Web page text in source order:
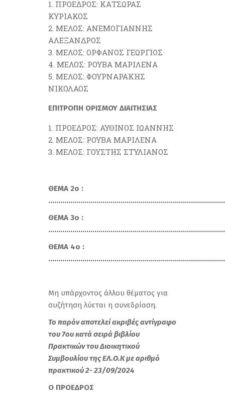
ΠΡΟΕΔΡΟΣ: ΚΑΤΣΩΡΑΣ
ΚΥΡΙΑΚΟΣ
ΜΕΛΟΣ: ΑΝΕΜΟΓΙΑΝΝΗΣ
ΑΛΕΞΑΝΔΡΟΣ
ΜΕΛΟΣ: ΟΡΦΑΝΟΣ ΓΕΩΡΓΙΟΣ
ΜΕΛΟΣ: ΡΟΥΒΑ ΜΑΡΙΛΕΝΑ
ΜΕΛΟΣ: ΦΟΥΡΝΑΡΑΚΗΣ
ΝΙΚΟΛΑΟΣ
ΕΠΙΤΡΟΠΗ ΟΡΙΣΜΟΥ ΔΙΑΙΤΗΣΙΑΣ
ΠΡΟΕΔΡΟΣ: ΑΥΘΙΝΟΣ ΙΩΑΝΝΗΣ
ΜΕΛΟΣ: ΡΟΥΒΑ ΜΑΡΙΛΕΝΑ
ΜΕΛΟΣ: ΓΟΥΣΤΗΣ ΣΤΥΛΙΑΝΟΣ
ΘΕΜΑ 2ο :
ΘΕΜΑ 3ο :
ΘΕΜΑ 4ο :
Μη υπάρχοντος άλλου θέματος για
συζήτηση λύεται η συνεδρίαση.
Το παρόν αποτελεί ακριβές αντίγραφο
του 7ου κατά σειρά βιβλίου
Πρακτικών του Διοικητικού
Συμβουλίου της ΕΛ.Ο.Κ με αριθμό
πρακτικού 2- 23/09/2024
Ο ΠΡΟΕΔΡΟΣ